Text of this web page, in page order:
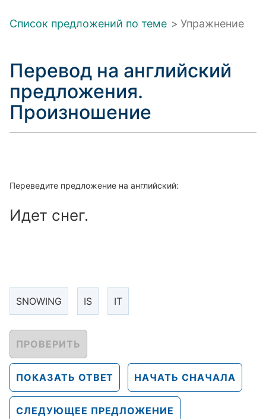
Список предложений по теме > Упражнение
Перевод на английский
предложения.
Произношение
Переведите предложение на английский:
Идет снег.
SNOWING IS IT
ПРОВЕРИТЬ
ПОКАЗАТЬ ОТВЕТ НАЧАТЬ СНАЧАЛА
СЛЕДУЮЩЕЕ ПРЕДЛОЖЕНИЕ